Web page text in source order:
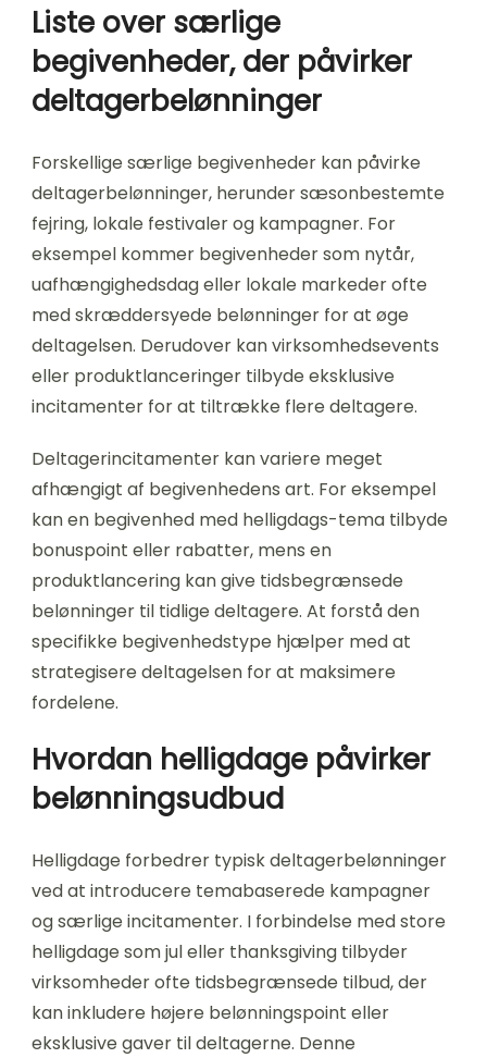
Liste over særlige
begivenheder, der påvirker
deltagerbelønninger
Forskellige særlige begivenheder kan påvirke
deltagerbelønninger, herunder sæsonbestemte
fejring, lokale festivaler og kampagner. For
eksempel kommer begivenheder som nytår,
uafhængighedsdag eller lokale markeder ofte
med skræddersyede belønninger for at øge
deltagelsen. Derudover kan virksomhedsevents
eller produktlanceringer tilbyde eksklusive
incitamenter for at tiltrække flere deltagere.
Deltagerincitamenter kan variere meget
afhængigt af begivenhedens art. For eksempel
kan en begivenhed med helligdags-tema tilbyde
bonuspoint eller rabatter, mens en
produktlancering kan give tidsbegrænsede
belønninger til tidlige deltagere. At forstå den
specifikke begivenhedstype hjælper med at
strategisere deltagelsen for at maksimere
fordelene.
Hvordan helligdage påvirker
belønningsudbud
Helligdage forbedrer typisk deltagerbelønninger
ved at introducere temabaserede kampagner
og særlige incitamenter. I forbindelse med store
helligdage som jul eller thanksgiving tilbyder
virksomheder ofte tidsbegrænsede tilbud, der
kan inkludere højere belønningspoint eller
eksklusive gaver til deltagerne. Denne